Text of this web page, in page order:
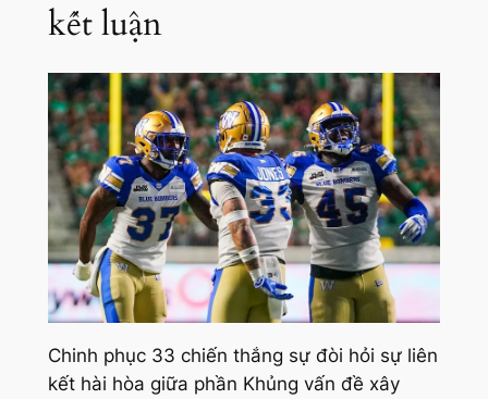
kết luận
Chinh phục 33 chiến thắng sự đòi hỏi sự liên
kết hài hòa giữa phần Khủng vấn đề xây